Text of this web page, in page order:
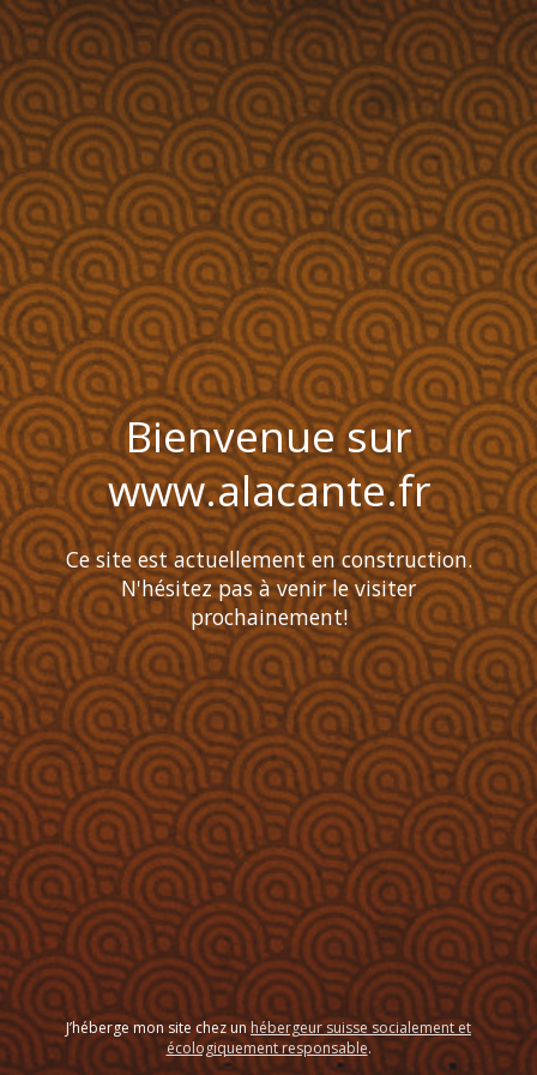
Bienvenue sur
www.alacante.fr
Ce site est actuellement en construction.
N'hésitez pas à venir le visiter
prochainement!
J’héberge mon site chez unhébergeur suisse socialement et
écologiquement responsable.